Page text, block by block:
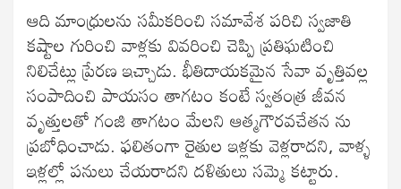
ఆది మాంధ్రులను సమీకరించి సమావేశ పరిచి స్వజాతి
కష్టాల గురించి వాళ్లకు వివరించి చెప్పి ప్రతిఘటించి
నిలిచేట్లు ప్రేరణ ఇచ్చాడు. భీతిదాయకమైన సేవా వృత్తివల్ల
సంపాదించి పాయసం తాగటం కంటే స్వతంత్ర జీవన
వృత్తులతో గంజి తాగటం మేలని ఆత్మగౌరవచేతన ను
ప్రబోధించాడు. ఫలితంగా రైతుల ఇళ్లకు వెళ్లరాదని, వాళ్ళ
ఇళ్లల్లో పనులు చేయరాదని దళితులు సమ్మె కట్టారు.